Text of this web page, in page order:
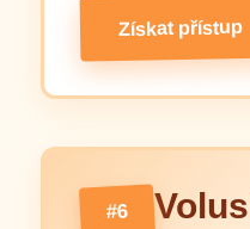
Získat přístup
#6